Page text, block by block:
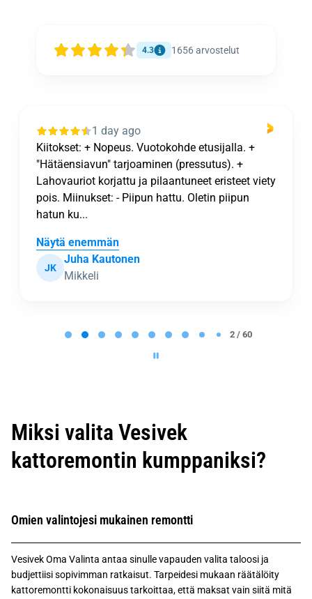
4.3 1656arvostelut
1 day ago
Kiitokset: + Nopeus. Vuotokohde etusijalla. +
"Hätäensiavun" tarjoaminen (pressutus). +
Lahovauriot korjattu ja pilaantuneet eristeet viety
pois. Miinukset: - Piipun hattu. Oletin piipun
hatun ku...
Näytä enemmän
JK
Juha Kautonen
Mikkeli
0
2 / 60
Miksi valita Vesivek
kattoremontin kumppaniksi?
Omien valintojesi mukainen remontti
Vesivek Oma Valinta antaa sinulle vapauden valita taloosi ja
budjettiisi sopivimman ratkaisut. Tarpeidesi mukaan räätälöity
kattoremontti kokonaisuus tarkoittaa, että maksat vain siitä mitä